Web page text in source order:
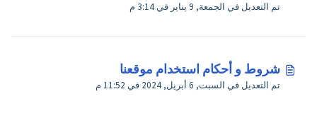
تم التعديل في الجمعة, 9 يناير في 3:14 م
شروط و أحكام استخدام موقعنا
تم التعديل في السبت, 6 أبريل, 2024 في 11:52 م